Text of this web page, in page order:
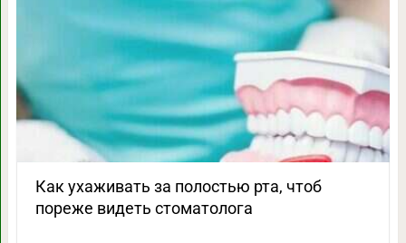
Как ухаживать за полостью рта, чтоб
пореже видеть стоматолога